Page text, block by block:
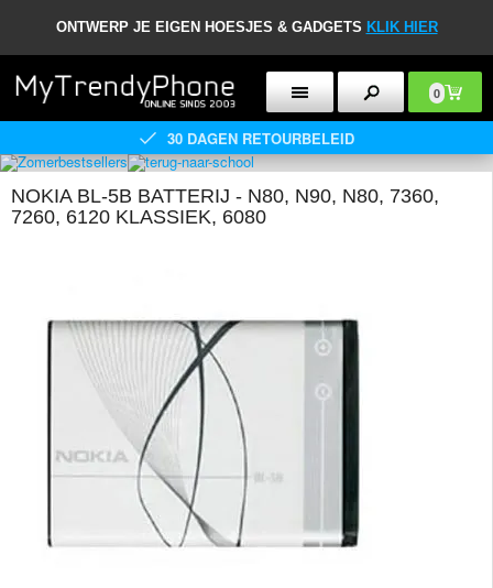
ONTWERP JE EIGEN HOESJES & GADGETS KLIK HIER
0
30 DAGEN RETOURBELEID
NOKIA BL-5B BATTERIJ - N80, N90, N80, 7360,
7260, 6120 KLASSIEK, 6080